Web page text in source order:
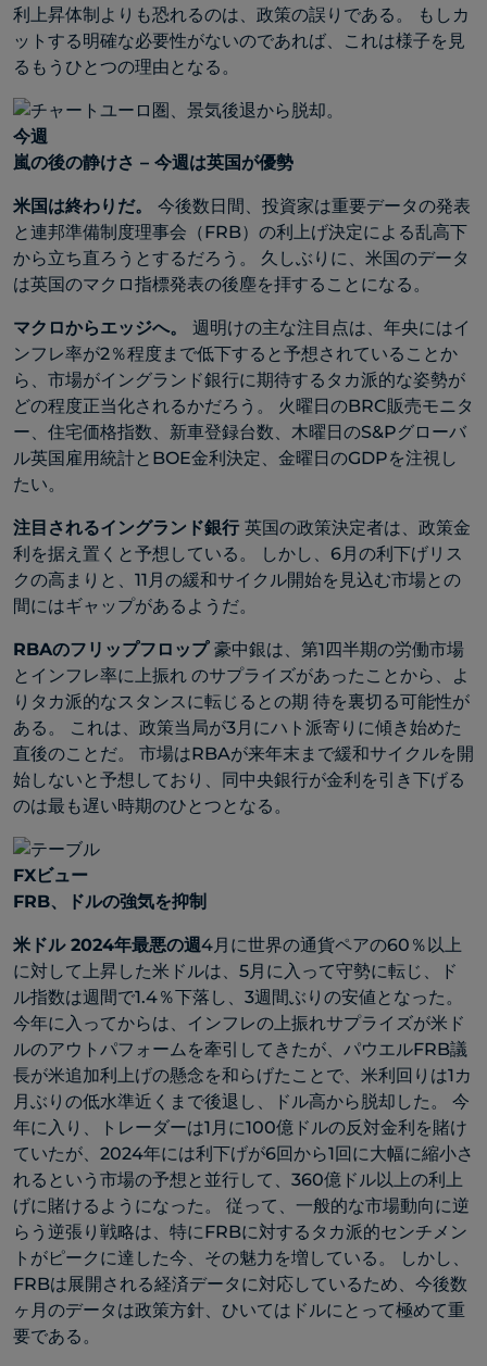
利上昇体制よりも恐れるのは、政策の誤りである。 もしカ
ットする明確な必要性がないのであれば、これは様子を見
るもうひとつの理由となる。
今週
嵐の後の静けさ – 今週は英国が優勢
米国は終わりだ。 今後数日間、投資家は重要データの発表
と連邦準備制度理事会（FRB）の利上げ決定による乱高下
から立ち直ろうとするだろう。 久しぶりに、米国のデータ
は英国のマクロ指標発表の後塵を拝することになる。
マクロからエッジへ。 週明けの主な注目点は、年央にはイ
ンフレ率が2％程度まで低下すると予想されていることか
ら、市場がイングランド銀行に期待するタカ派的な姿勢が
どの程度正当化されるかだろう。 火曜日のBRC販売モニタ
ー、住宅価格指数、新車登録台数、木曜日のS&Pグローバ
ル英国雇用統計とBOE金利決定、金曜日のGDPを注視し
たい。
注目されるイングランド銀行 英国の政策決定者は、政策金
利を据え置くと予想している。 しかし、6月の利下げリス
クの高まりと、11月の緩和サイクル開始を見込む市場との
間にはギャップがあるようだ。
RBAのフリップフロップ 豪中銀は、第1四半期の労働市場
とインフレ率に上振れ のサプライズがあったことから、よ
りタカ派的なスタンスに転じるとの期 待を裏切る可能性が
ある。 これは、政策当局が3月にハト派寄りに傾き始めた
直後のことだ。 市場はRBAが来年末まで緩和サイクルを開
始しないと予想しており、同中央銀行が金利を引き下げる
のは最も遅い時期のひとつとなる。
FXビュー
FRB、ドルの強気を抑制
米ドル 2024年最悪の週4月に世界の通貨ペアの60％以上
に対して上昇した米ドルは、5月に入って守勢に転じ、ド
ル指数は週間で1.4％下落し、3週間ぶりの安値となった。
今年に入ってからは、インフレの上振れサプライズが米ド
ルのアウトパフォームを牽引してきたが、パウエルFRB議
長が米追加利上げの懸念を和らげたことで、米利回りは1カ
月ぶりの低水準近くまで後退し、ドル高から脱却した。 今
年に入り、トレーダーは1月に100億ドルの反対金利を賭け
ていたが、2024年には利下げが6回から1回に大幅に縮小さ
れるという市場の予想と並行して、360億ドル以上の利上
げに賭けるようになった。 従って、一般的な市場動向に逆
らう逆張り戦略は、特にFRBに対するタカ派的センチメン
トがピークに達した今、その魅力を増している。 しかし、
FRBは展開される経済データに対応しているため、今後数
ヶ月のデータは政策方針、ひいてはドルにとって極めて重
要である。